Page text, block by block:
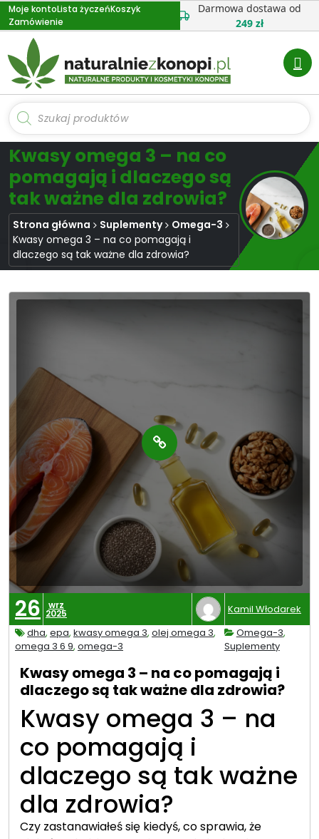
Przejdź
do
treści
Moje kontoLista życzeńKoszyk
Zamówienie
Darmowa dostawa od
249 zł
Wyszukiwarka
produktów
Kwasy omega 3 – na co
pomagają i dlaczego są
tak ważne dla zdrowia?
Strona główna Suplementy
Omega-3
Kwasy omega 3 – na co pomagają i
dlaczego są tak ważne dla zdrowia?
26 wrz
2025
Kamil Włodarek
dha, epa, kwasy omega 3, olej omega 3,
omega 3 6 9, omega-3
Omega-3,
Suplementy
Kwasy omega 3 – na co pomagają i
dlaczego są tak ważne dla zdrowia?
Kwasy omega 3 – na
co pomagają i
dlaczego są tak ważne
dla zdrowia?
Czy zastanawiałeś się kiedyś, co sprawia, że